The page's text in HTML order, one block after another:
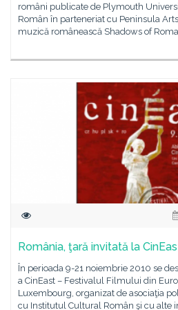
români publicate de Plymouth
Român în parteneriat cu Peninsula
muzică românească Shadows of
România, ţară invitată la
În perioada 9-21 noiembrie 2010 se
a CinEast – Festivalul Filmului din
Luxembourg, organizat de asociaţia
cu Institutul Cultural Român şi cu alte